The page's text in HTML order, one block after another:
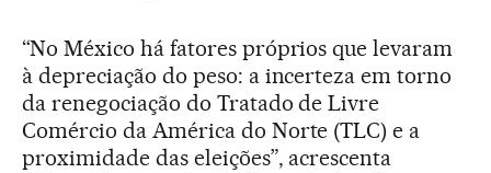
“No México há fatores próprios que levaram
à depreciação do peso: a incerteza em torno
da renegociação do Tratado de Livre
Comércio da América do Norte (TLC) e a
proximidade das eleições”, acrescenta